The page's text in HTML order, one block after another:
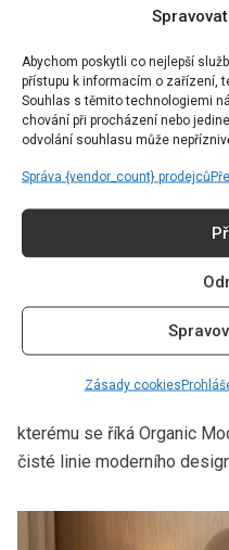
Abychom poskytli co nejlepší
přístupu k informacím o zařízení,
Souhlas s těmito technologiemi
chování při procházení nebo
odvolání souhlasu může
Správa {vendor_count} prodejců
Zásady cookies
LIFESTYLE
Moderní
komfortu:
trendem, který
estetiku
Autor:Kateřina Spacek
kterému se říká Organic
čisté linie moderního